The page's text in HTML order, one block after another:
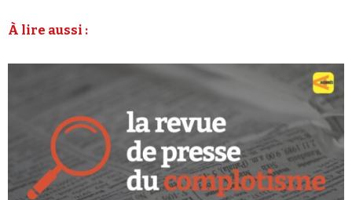
À lire aussi :